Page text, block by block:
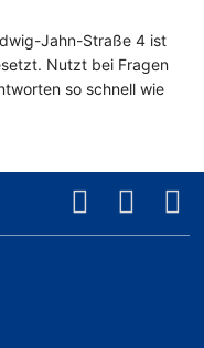
Jahn-Straße 4 ist
Nutzt bei Fragen
so schnell wie